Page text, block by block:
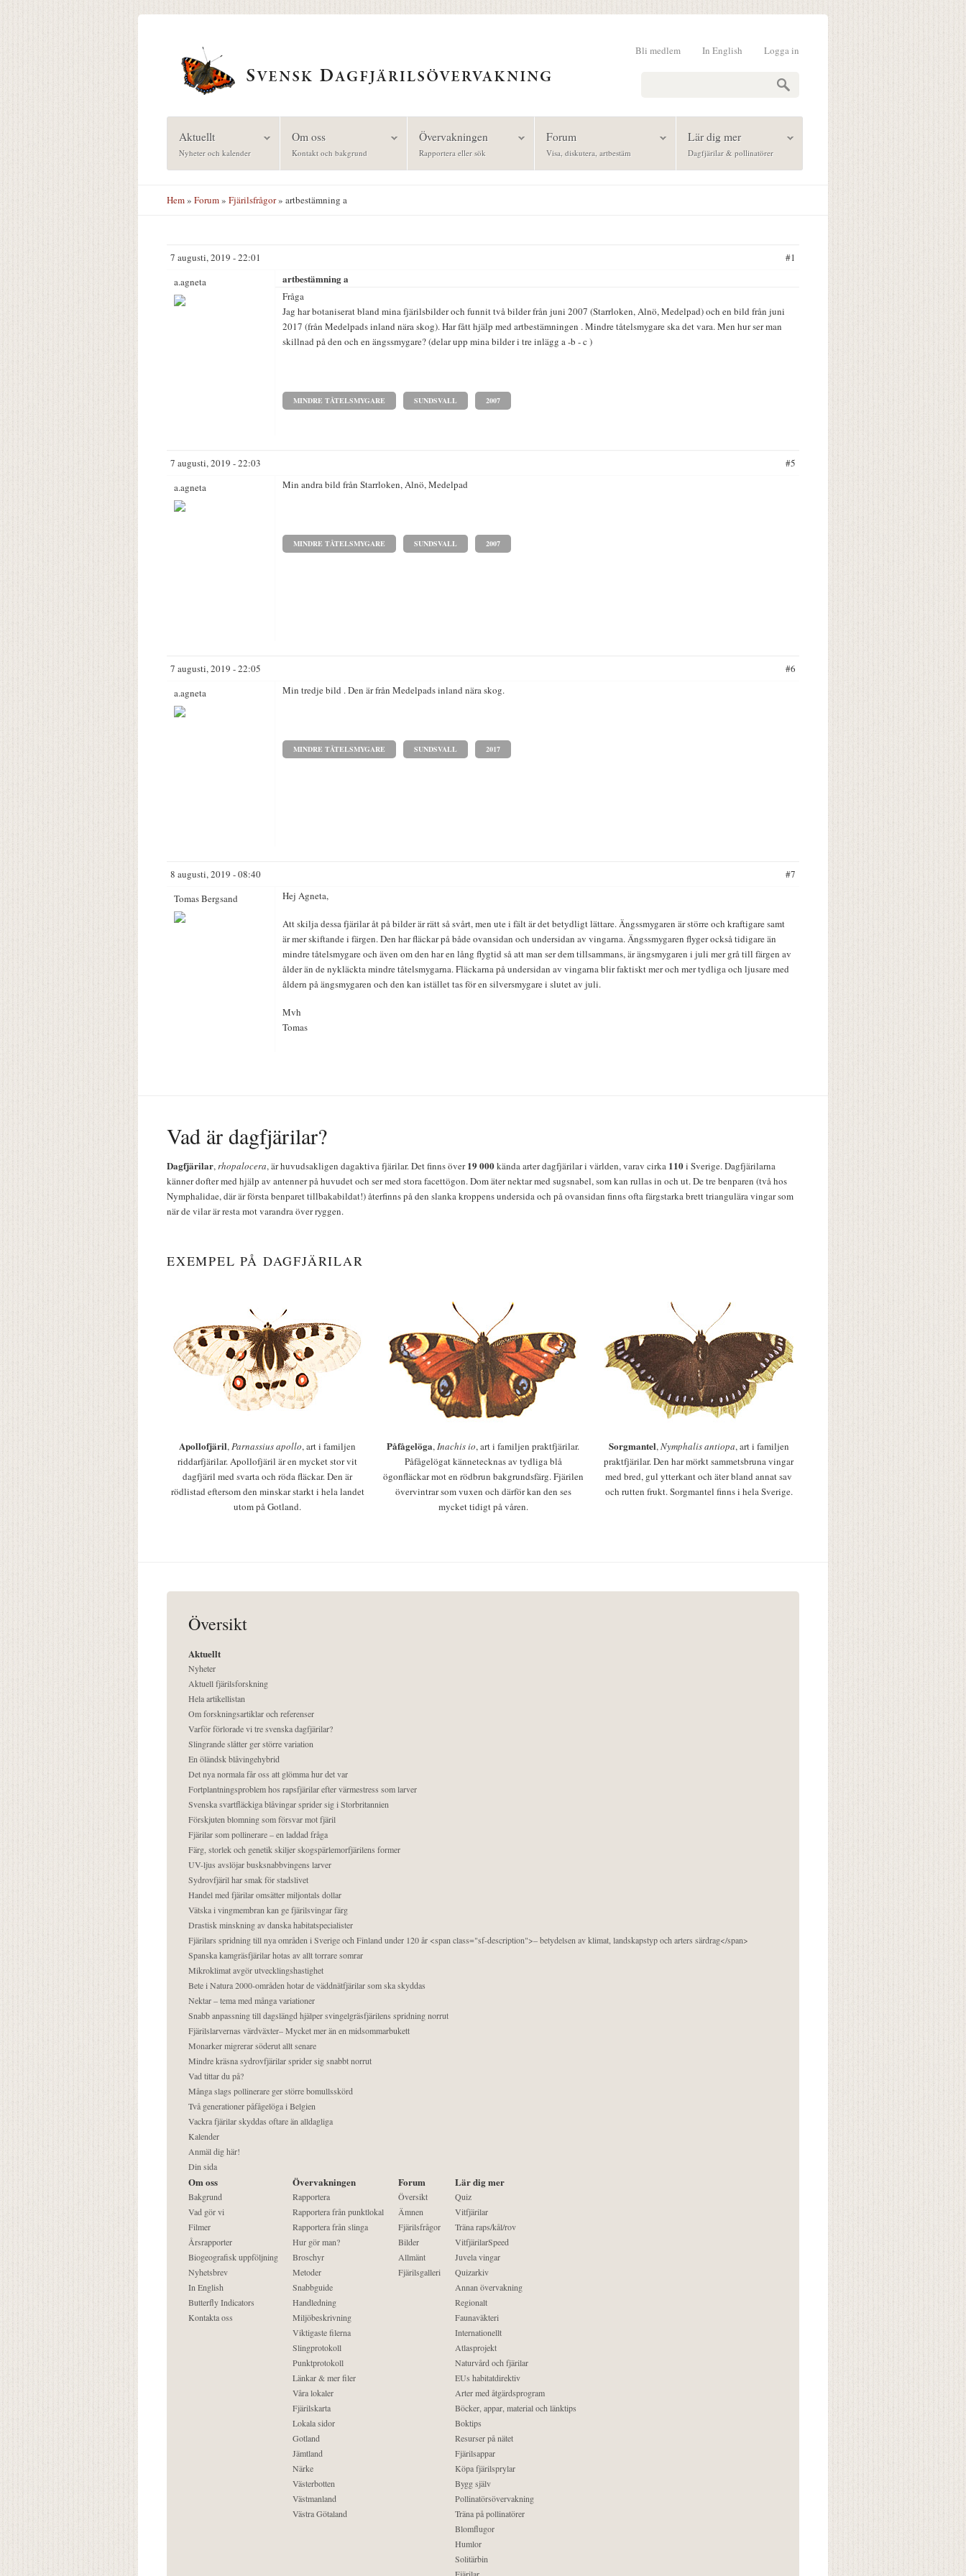
Logga in
In English
Bli medlem
Aktuellt
Nyheter och kalender
Om oss
Kontakt och bakgrund
Övervakningen
Rapportera eller sök
Forum
Visa, diskutera, artbestäm
Lär dig mer
Dagfjärilar & pollinatörer
Hem» Forum» Fjärilsfrågor» artbestämning a
7 augusti, 2019 - 22:01
#1
a.agneta
artbestämning a
Fråga
Jag har botaniserat bland mina fjärilsbilder och funnit två bilder från juni 2007 (Starrloken, Alnö, Medelpad) och en bild från juni
2017 (från Medelpads inland nära skog). Har fått hjälp med artbestämningen . Mindre tåtelsmygare ska det vara. Men hur ser man
skillnad på den och en ängssmygare? (delar upp mina bilder i tre inlägg a -b - c )
MINDRE TÅTELSMYGARE SUNDSVALL 2007
7 augusti, 2019 - 22:03
#5
a.agneta
Min andra bild från Starrloken, Alnö, Medelpad
MINDRE TÅTELSMYGARE SUNDSVALL 2007
7 augusti, 2019 - 22:05
#6
a.agneta
Min tredje bild . Den är från Medelpads inland nära skog.
MINDRE TÅTELSMYGARE SUNDSVALL 2017
8 augusti, 2019 - 08:40
#7
Tomas Bergsand
Hej Agneta,
Att skilja dessa fjärilar åt på bilder är rätt så svårt, men ute i fält är det betydligt lättare. Ängssmygaren är större och kraftigare samt
är mer skiftande i färgen. Den har fläckar på både ovansidan och undersidan av vingarna. Ängssmygaren flyger också tidigare än
mindre tåtelsmygare och även om den har en lång flygtid så att man ser dem tillsammans, är ängsmygaren i juli mer grå till färgen av
ålder än de nykläckta mindre tåtelsmygarna. Fläckarna på undersidan av vingarna blir faktiskt mer och mer tydliga och ljusare med
åldern på ängsmygaren och den kan istället tas för en silversmygare i slutet av juli.
Mvh
Tomas
Vad är dagfjärilar?
Dagfjärilar,rhopalocera, är huvudsakligen dagaktiva fjärilar. Det finns över19 000kända arter dagfjärilar i världen, varav cirka 110i Sverige. Dagfjärilarna
känner dofter med hjälp av antenner på huvudet och ser med stora facettögon. Dom äter nektar med sugsnabel, som kan rullas in och ut. De tre benparen (två hos
Nymphalidae, där är första benparet tillbakabildat!) återfinns på den slanka kroppens undersida och på ovansidan finns ofta färgstarka brett triangulära vingar som
när de vilar är resta mot varandra över ryggen.
EXEMPEL PÅ DAGFJÄRILAR
Apollofjäril,Parnassius apollo, art i familjen
riddarfjärilar. Apollofjäril är en mycket stor vit
dagfjäril med svarta och röda fläckar. Den är
rödlistad eftersom den minskar starkt i hela landet
utom på Gotland.
Påfågelöga,Inachis io, art i familjen praktfjärilar.
Påfågelögat kännetecknas av tydliga blå
ögonfläckar mot en rödbrun bakgrundsfärg. Fjärilen
övervintrar som vuxen och därför kan den ses
mycket tidigt på våren.
Sorgmantel,Nymphalis antiopa, art i familjen
praktfjärilar. Den har mörkt sammetsbruna vingar
med bred, gul ytterkant och äter bland annat sav
och rutten frukt. Sorgmantel finns i hela Sverige.
Översikt
Aktuellt
Nyheter
Aktuell fjärilsforskning
Hela artikellistan
Om forskningsartiklar och referenser
Varför förlorade vi tre svenska dagfjärilar?
Slingrande slåtter ger större variation
En öländsk blåvingehybrid
Det nya normala får oss att glömma hur det var
Fortplantningsproblem hos rapsfjärilar efter värmestress som larver
Svenska svartfläckiga blåvingar sprider sig i Storbritannien
Förskjuten blomning som försvar mot fjäril
Fjärilar som pollinerare – en laddad fråga
Färg, storlek och genetik skiljer skogspärlemorfjärilens former
UV-ljus avslöjar busksnabbvingens larver
Sydrovfjäril har smak för stadslivet
Handel med fjärilar omsätter miljontals dollar
Vätska i vingmembran kan ge fjärilsvingar färg
Drastisk minskning av danska habitatspecialister
Fjärilars spridning till nya områden i Sverige och Finland under 120 år <span class="sf-description">– betydelsen av klimat, landskapstyp och arters särdrag</span>
Spanska kamgräsfjärilar hotas av allt torrare somrar
Mikroklimat avgör utvecklingshastighet
Bete i Natura 2000-områden hotar de väddnätfjärilar som ska skyddas
Nektar – tema med många variationer
Snabb anpassning till dagslängd hjälper svingelgräsfjärilens spridning norrut
Fjärilslarvernas värdväxter– Mycket mer än en midsommarbukett
Monarker migrerar söderut allt senare
Mindre kräsna sydrovfjärilar sprider sig snabbt norrut
Vad tittar du på?
Många slags pollinerare ger större bomullsskörd
Två generationer påfågelöga i Belgien
Vackra fjärilar skyddas oftare än alldagliga
Kalender
Anmäl dig här!
Din sida
Om oss
Bakgrund
Vad gör vi
Filmer
Årsrapporter
Biogeografisk uppföljning
Nyhetsbrev
In English
Butterfly Indicators
Kontakta oss
Övervakningen
Rapportera
Rapportera från punktlokal
Rapportera från slinga
Hur gör man?
Broschyr
Metoder
Snabbguide
Handledning
Miljöbeskrivning
Viktigaste filerna
Slingprotokoll
Punktprotokoll
Länkar & mer filer
Våra lokaler
Fjärilskarta
Lokala sidor
Gotland
Jämtland
Närke
Västerbotten
Västmanland
Västra Götaland
Forum
Översikt
Ämnen
Fjärilsfrågor
Bilder
Allmänt
Fjärilsgalleri
Lär dig mer
Quiz
Vitfjärilar
Träna raps/kål/rov
VitfjärilarSpeed
Juvela vingar
Quizarkiv
Annan övervakning
Regionalt
Faunaväkteri
Internationellt
Atlasprojekt
Naturvård och fjärilar
EUs habitatdirektiv
Arter med åtgärdsprogram
Böcker, appar, material och länktips
Boktips
Resurser på nätet
Fjärilsappar
Köpa fjärilsprylar
Bygg själv
Pollinatörsövervakning
Träna på pollinatörer
Blomflugor
Humlor
Solitärbin